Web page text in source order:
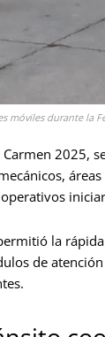
móviles durante la
2025,
la
de